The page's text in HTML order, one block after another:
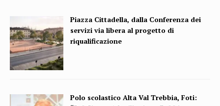
Piazza Cittadella, dalla Conferenza dei
servizi via libera al progetto di
riqualificazione
Polo scolastico Alta Val Trebbia, Foti: